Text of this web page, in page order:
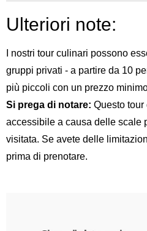
Ulteriori note:
I nostri tour culinari possono
gruppi privati - a partire da 10
più piccoli con un prezzo
Si prega di notare: Questo
accessibile a causa delle scale
visitata. Se avete delle
prima di prenotare.